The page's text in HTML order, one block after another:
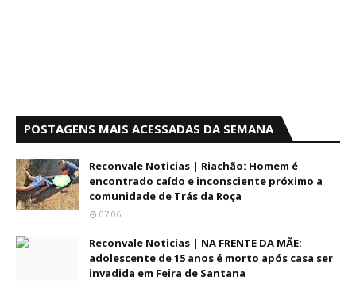
POSTAGENS MAIS ACESSADAS DA SEMANA
Reconvale Noticias | Riachão: Homem é
encontrado caído e inconsciente próximo a
comunidade de Trás da Roça
07:06
Reconvale Noticias | NA FRENTE DA MÃE:
adolescente de 15 anos é morto após casa ser
invadida em Feira de Santana